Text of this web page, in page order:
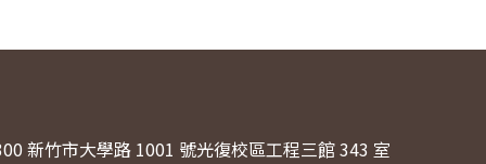
新竹市大學路 1001 號光復校區工程三館 343 室